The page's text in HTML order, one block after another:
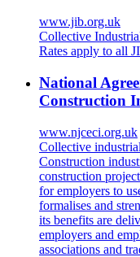
www.jib.org.uk
Collective
Rates apply to all
National
Construction
www.njceci.org.uk
Collective
Construction
construction
for employers to
formalises and
its benefits are
employers and
associations and